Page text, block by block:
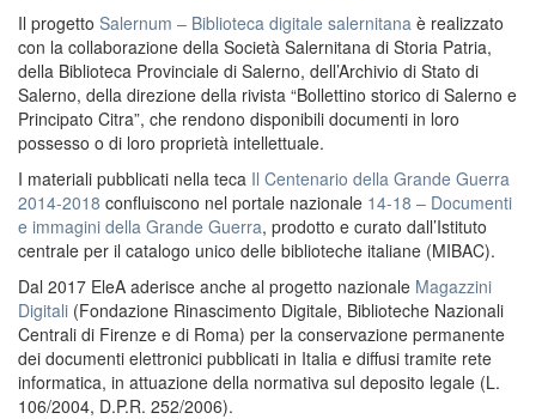
Il progetto Salernum – Biblioteca digitale salernitana è realizzato
con la collaborazione della Società Salernitana di Storia Patria,
della Biblioteca Provinciale di Salerno, dell’Archivio di Stato di
Salerno, della direzione della rivista “Bollettino storico di Salerno e
Principato Citra”, che rendono disponibili documenti in loro
possesso o di loro proprietà intellettuale.
I materiali pubblicati nella teca Il Centenario della Grande Guerra
2014-2018 confluiscono nel portale nazionale 14-18 – Documenti
e immagini della Grande Guerra, prodotto e curato dall’Istituto
centrale per il catalogo unico delle biblioteche italiane (MIBAC).
Dal 2017 EleA aderisce anche al progetto nazionale Magazzini
Digitali (Fondazione Rinascimento Digitale, Biblioteche Nazionali
Centrali di Firenze e di Roma) per la conservazione permanente
dei documenti elettronici pubblicati in Italia e diffusi tramite rete
informatica, in attuazione della normativa sul deposito legale (L.
106/2004, D.P.R. 252/2006).